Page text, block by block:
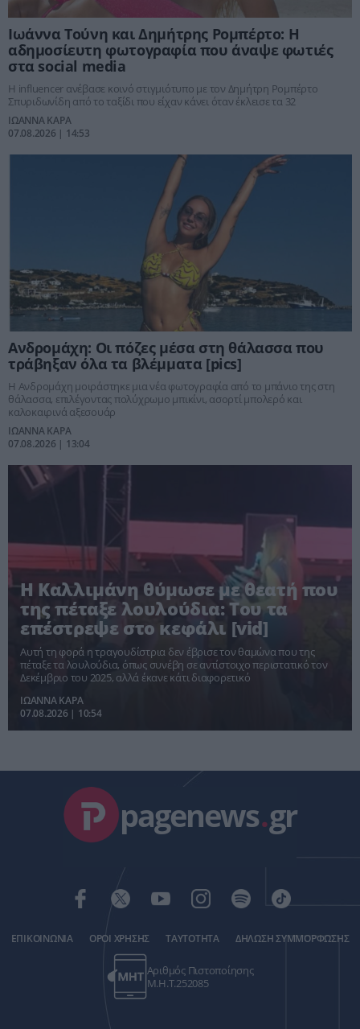
Ιωάννα Τούνη και Δημήτρης Ρομπέρτο: Η
αδημοσίευτη φωτογραφία που άναψε φωτιές
στα social media
Η influencer ανέβασε κοινό στιγμιότυπο με τον Δημήτρη Ρομπέρτο
Σπυριδωνίδη από το ταξίδι που είχαν κάνει όταν έκλεισε τα 32
ΙΩΑΝΝΑ ΚΑΡΑ
07.08.2026 | 14:53
Ανδρομάχη: Οι πόζες μέσα στη θάλασσα που
τράβηξαν όλα τα βλέμματα [pics]
Η Ανδρομάχη μοιράστηκε μια νέα φωτογραφία από το μπάνιο της στη
θάλασσα, επιλέγοντας πολύχρωμο μπικίνι, ασορτί μπολερό και
καλοκαιρινά αξεσουάρ
ΙΩΑΝΝΑ ΚΑΡΑ
07.08.2026 | 13:04
Η Καλλιμάνη θύμωσε με θεατή που
της πέταξε λουλούδια: Του τα
επέστρεψε στο κεφάλι [vid]
Αυτή τη φορά η τραγουδίστρια δεν έβρισε τον θαμώνα που της
πέταξε τα λουλούδια, όπως συνέβη σε αντίστοιχο περιστατικό τον
Δεκέμβριο του 2025, αλλά έκανε κάτι διαφορετικό
ΙΩΑΝΝΑ ΚΑΡΑ
07.08.2026 | 10:54
pagenews.gr
ΕΠΙΚΟΙΝΩΝΙΑ ΟΡΟΙ ΧΡΗΣΗΣ ΤΑΥΤΟΤΗΤΑ ΔΗΛΩΣΗ ΣΥΜΜΟΡΦΩΣΗΣ
Αριθμός Πιστοποίησης
Μ.Η.Τ.252085